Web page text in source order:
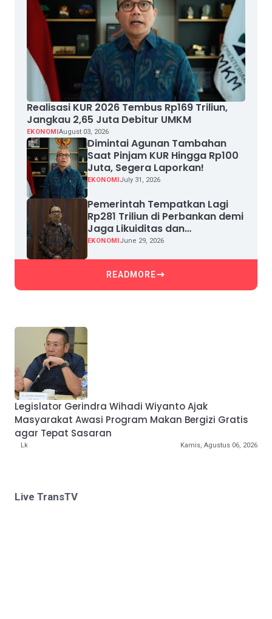
Realisasi KUR 2026 Tembus Rp169 Triliun,
Jangkau 2,65 Juta Debitur UMKM
EKONOMIAugust 03, 2026
Dimintai Agunan Tambahan
Saat Pinjam KUR Hingga Rp100
Juta, Segera Laporkan!
EKONOMIJuly 31, 2026
Pemerintah Tempatkan Lagi
Rp281 Triliun di Perbankan demi
Jaga Likuiditas dan
Pertumbuhan Kredit
EKONOMIJune 29, 2026
READMORE
Legislator Gerindra Wihadi Wiyanto Ajak
Masyarakat Awasi Program Makan Bergizi Gratis
agar Tepat Sasaran
Lk Kamis, Agustus 06, 2026
Live TransTV